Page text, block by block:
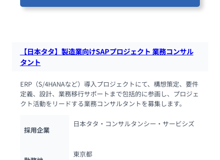
【日本タタ】製造業向けSAPプロジェクト 業務コンサル
タント
ERP（S/4HANAなど）導入プロジェクトにて、構想策定、要件
定義、設計、業務移行サポートまで包括的に参画し、プロジェ
クト活動をリードする業務コンサルタントを募集します。
採用企業
日本タタ・コンサルタンシー・サービシズ
東京都